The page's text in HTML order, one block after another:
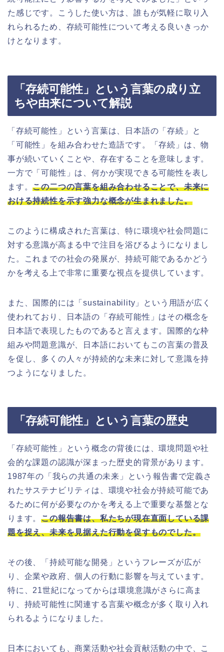
た感じです。こうした使い方は、誰もが気軽に取り入
れられるため、存続可能性について考える良いきっか
けとなります。
「存続可能性」という言葉の成り立
ちや由来について解説
「存続可能性」という言葉は、日本語の「存続」と
「可能性」を組み合わせた造語です。「存続」は、物
事が続いていくことや、存在することを意味します。
一方で「可能性」は、何かが実現できる可能性を表し
ます。この二つの言葉を組み合わせることで、未来に
おける持続性を示す強力な概念が生まれました。
このように構成された言葉は、特に環境や社会問題に
対する意識が高まる中で注目を浴びるようになりまし
た。これまでの社会の発展が、持続可能であるかどう
かを考える上で非常に重要な視点を提供しています。
また、国際的には「sustainability」という用語が広く
使われており、日本語の「存続可能性」はその概念を
日本語で表現したものであると言えます。国際的な枠
組みや問題意識が、日本語においてもこの言葉の普及
を促し、多くの人々が持続的な未来に対して意識を持
つようになりました。
「存続可能性」という言葉の歴史
「存続可能性」という概念の背後には、環境問題や社
会的な課題の認識が深まった歴史的背景があります。
1987年の「我らの共通の未来」という報告書で定義さ
れたサステナビリティは、環境や社会が持続可能であ
るために何が必要なのかを考える上で重要な基盤とな
ります。この報告書は、私たちが現在直面している課
題を捉え、未来を見据えた行動を促すものでした。
その後、「持続可能な開発」というフレーズが広が
り、企業や政府、個人の行動に影響を与えています。
特に、21世紀になってからは環境意識がさらに高ま
り、持続可能性に関連する言葉や概念が多く取り入れ
られるようになりました。
日本においても、商業活動や社会貢献活動の中で、こ